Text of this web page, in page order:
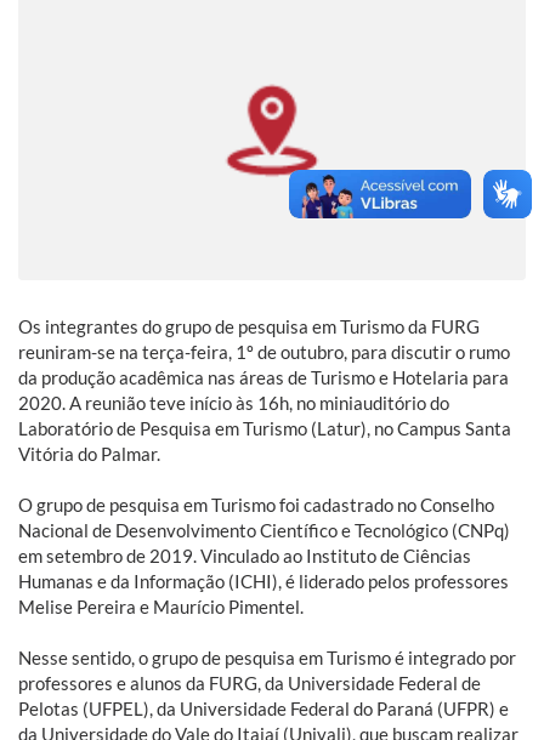
Os integrantes do grupo de pesquisa em Turismo da FURG
reuniram-se na terça-feira, 1º de outubro, para discutir o rumo
da produção acadêmica nas áreas de Turismo e Hotelaria para
2020. A reunião teve início às 16h, no miniauditório do
Laboratório de Pesquisa em Turismo (Latur), no Campus Santa
Vitória do Palmar.
O grupo de pesquisa em Turismo foi cadastrado no Conselho
Nacional de Desenvolvimento Científico e Tecnológico (CNPq)
em setembro de 2019. Vinculado ao Instituto de Ciências
Humanas e da Informação (ICHI), é liderado pelos professores
Melise Pereira e Maurício Pimentel.
Nesse sentido, o grupo de pesquisa em Turismo é integrado por
professores e alunos da FURG, da Universidade Federal de
Pelotas (UFPEL), da Universidade Federal do Paraná (UFPR) e
da Universidade do Vale do Itajaí (Univali), que buscam realizar